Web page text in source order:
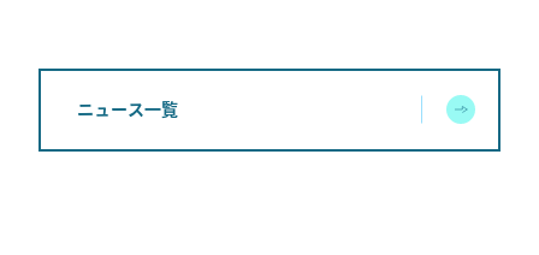
ニュース一覧